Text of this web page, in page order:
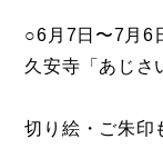
○6月7日〜7月6
久安寺「あじ
切り絵・ご朱印